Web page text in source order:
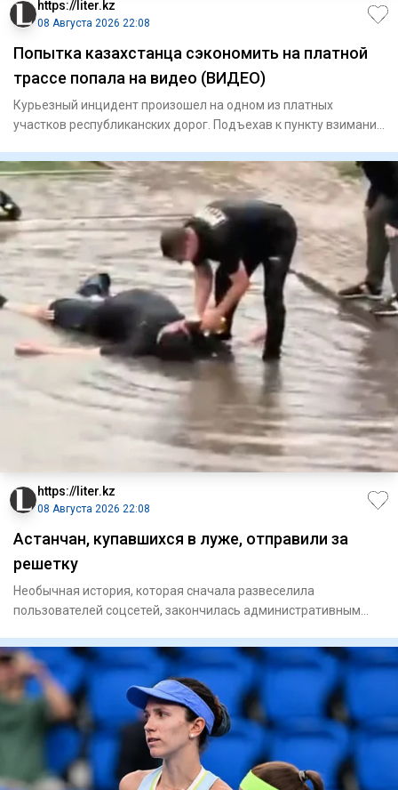
https://liter.kz
08 Августа 2026 22:08
Попытка казахстанца сэкономить на платной
трассе попала на видео (ВИДЕО)
Курьезный инцидент произошел на одном из платных
участков республиканских дорог. Подъехав к пункту взимания
https://liter.kz
08 Августа 2026 22:08
Астанчан, купавшихся в луже, отправили за
решетку
Необычная история, которая сначала развеселила
пользователей соцсетей, закончилась административным